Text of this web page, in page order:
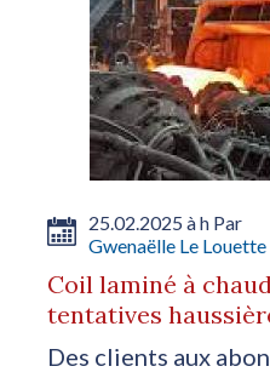
25.02.2025 à h Par
Gwenaëlle Le Louette
Coil laminé à
tentatives
Des clients aux